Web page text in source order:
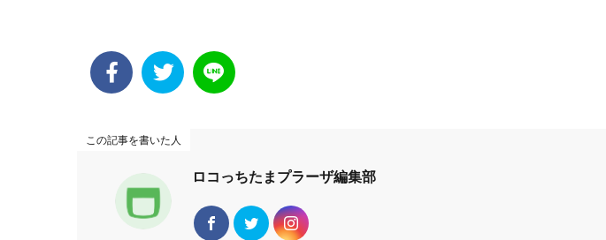
この記事を書いた人
ロコっちたまプラーザ編集部